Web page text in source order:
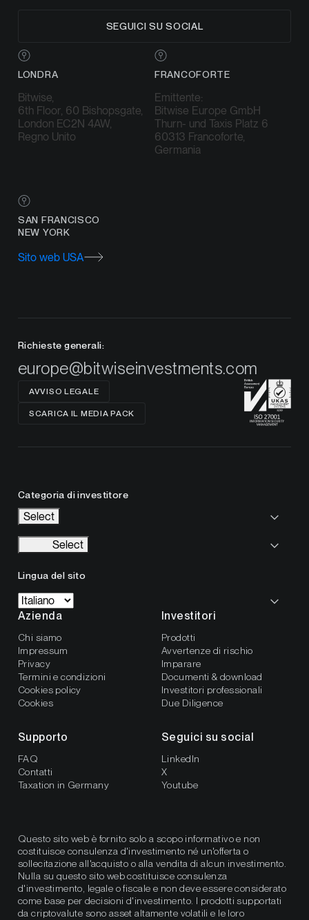
SEGUICI SU SOCIAL
LONDRA
Bitwise,
6th Floor, 60 Bishopsgate,
London EC2N 4AW,
Regno Unito
FRANCOFORTE
Emittente:
Bitwise Europe GmbH
Thurn- und Taxis Platz 6
60313 Francoforte,
Germania
SAN FRANCISCO
NEW YORK
Sito web USA
Richieste generali:
europe@bitwiseinvestments.com
AVVISO LEGALE
SCARICA IL MEDIA PACK
Categoria di investitore
Select
Select
Lingua del sito
Azienda
Chi siamo
Impressum
Privacy
Termini e condizioni
Cookies policy
Cookies
Investitori
Prodotti
Avvertenze di rischio
Imparare
Documenti & download
Investitori professionali
Due Diligence
Supporto
FAQ
Contatti
Taxation in Germany
Seguici su social
LinkedIn
X
Youtube
Questo sito web è fornito solo a scopo informativo e non
costituisce consulenza d'investimento né un'offerta o
sollecitazione all'acquisto o alla vendita di alcun investimento.
Nulla su questo sito web costituisce consulenza
d'investimento, legale o fiscale e non deve essere considerato
come base per decisioni d'investimento. I prodotti supportati
da criptovalute sono asset altamente volatili e le loro